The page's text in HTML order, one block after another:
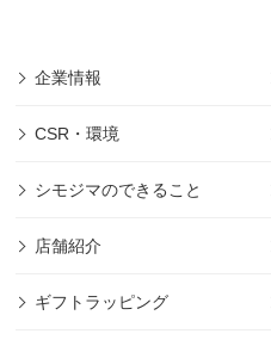
企業情報
CSR・環境
シモジマのできること
店舗紹介
ギフトラッピング